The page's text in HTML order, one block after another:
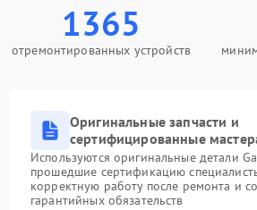
1365
отремонтированных устройств
Оригинальные запчасти и
сертифицированные
Используются оригинальные детали
прошедшие сертификацию
корректную работу после ремонта и
гарантийных обязательств